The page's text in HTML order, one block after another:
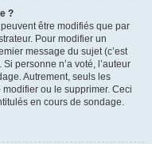
?
être modifiés que par
Pour modifier un
message du sujet (c’est
personne n’a voté, l’auteur
Autrement, seuls les
ou le supprimer. Ceci
en cours de sondage.